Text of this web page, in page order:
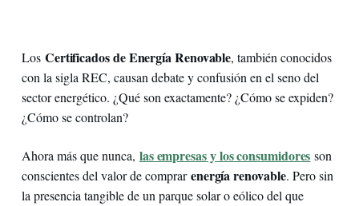
Los Certificados de Energía Renovable, también conocidos
con la sigla REC, causan debate y confusión en el seno del
sector energético. ¿Qué son exactamente? ¿Cómo se expiden?
¿Cómo se controlan?
Ahora más que nunca, las empresas y los consumidores son
conscientes del valor de comprarenergía renovable. Pero sin
la presencia tangible de un parque solar o eólico del que